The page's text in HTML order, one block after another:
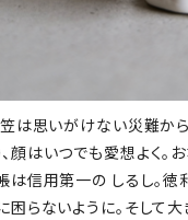
は思いがけない災難か
顔はいつでも愛想よく。
は信用第一の しるし。
困らないように。そして